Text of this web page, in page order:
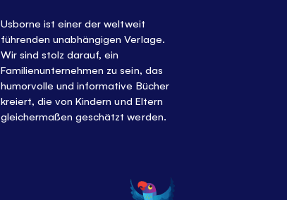
Usborne ist einer der weltweit
führenden unabhängigen Verlage.
Wir sind stolz darauf, ein
Familienunternehmen zu sein, das
humorvolle und informative Bücher
kreiert, die von Kindern und Eltern
gleichermaßen geschätzt werden.